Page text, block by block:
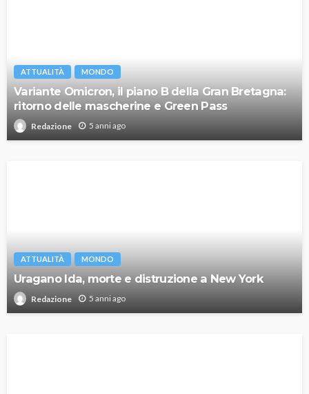
ATTUALITÀ MONDO
Variante Omicron, il piano B della Gran Bretagna:
ritorno delle mascherine e Green Pass
Redazione 5 anni ago
ATTUALITÀ MONDO
Uragano Ida, morte e distruzione a New York
Redazione 5 anni ago